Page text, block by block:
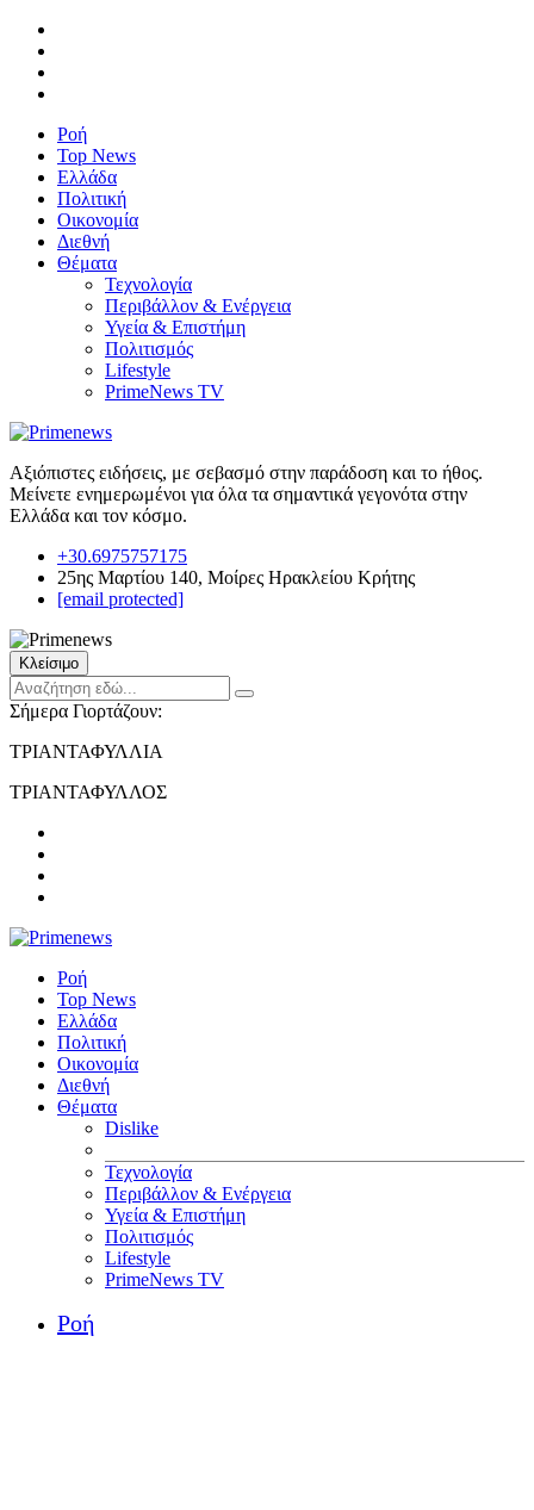
Ροή
Top News
Ελλάδα
Πολιτική
Οικονομία
Διεθνή
Θέματα
Τεχνολογία
Περιβάλλον & Ενέργεια
Υγεία & Επιστήμη
Πολιτισμός
Lifestyle
PrimeNews TV
Αξιόπιστες ειδήσεις, με σεβασμό στην παράδοση και το ήθος.
Μείνετε ενημερωμένοι για όλα τα σημαντικά γεγονότα στην
Ελλάδα και τον κόσμο.
+30.6975757175
25ης Μαρτίου 140, Μοίρες Ηρακλείου Κρήτης
[email protected]
Κλείσιμο
Σήμερα Γιορτάζουν:
ΤΡΙΑΝΤΑΦΥΛΛΙΑ
ΤΡΙΑΝΤΑΦΥΛΛΟΣ
Ροή
Top News
Ελλάδα
Πολιτική
Οικονομία
Διεθνή
Θέματα
Dislike
Τεχνολογία
Περιβάλλον & Ενέργεια
Υγεία & Επιστήμη
Πολιτισμός
Lifestyle
PrimeNews TV
Ροή